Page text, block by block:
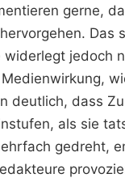
gerne,
widerlegt jedoch
deutlich, dass
als sie
gedreht,